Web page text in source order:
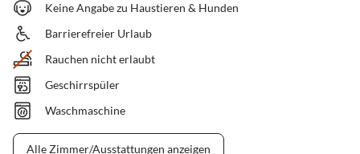
Keine Angabe zu Haustieren & Hunden
Barrierefreier Urlaub
Rauchen nicht erlaubt
Geschirrspüler
Waschmaschine
Alle Zimmer/Ausstattungen anzeigen